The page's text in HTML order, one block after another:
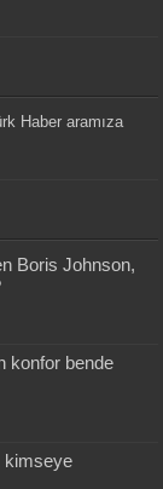
Haber aramıza
Boris Johnson,
konfor bende
kimseye